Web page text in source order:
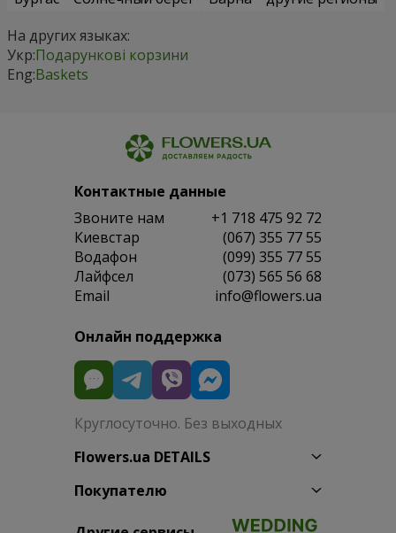
На других языках:
Укр:Подарункові корзини
Eng:Baskets
Контактные данные
Звоните нам
+1 718 475 92 72
Киевстар
(067) 355 77 55
Водафон
(099) 355 77 55
Лайфсел
(073) 565 56 68
Email
info@flowers.ua
Онлайн поддержка
Круглосуточно. Без выходных
Flowers.ua DETAILS
Покупателю